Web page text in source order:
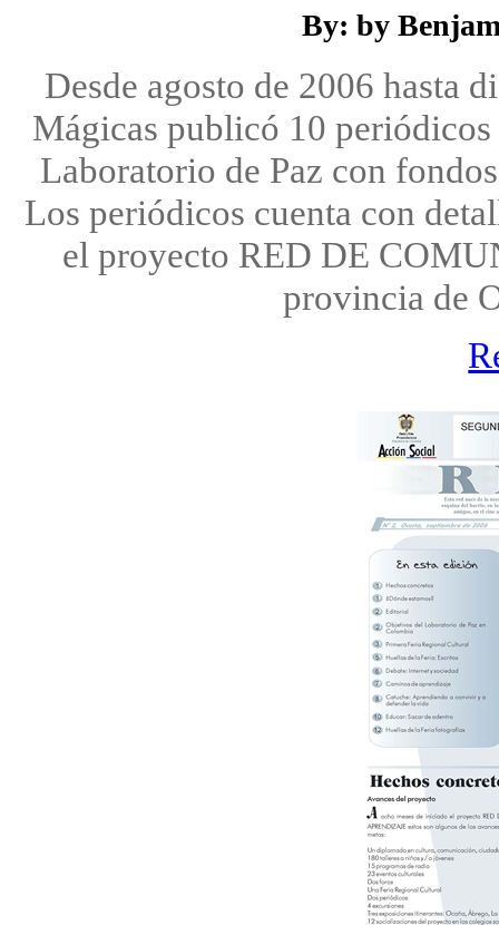
By: by
Desde agosto de 2006 hasta
Mágicas publicó 10
Laboratorio de Paz con
Los periódicos cuenta con
el proyecto RED DE
provincia de